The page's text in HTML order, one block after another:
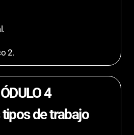
2.
4
de trabajo